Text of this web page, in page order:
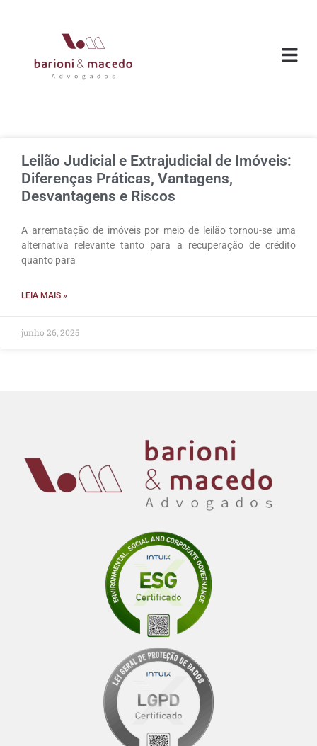
Leilão Judicial e Extrajudicial de Imóveis:
Diferenças Práticas, Vantagens,
Desvantagens e Riscos
A arrematação de imóveis por meio de leilão tornou-se uma
alternativa relevante tanto para a recuperação de crédito
quanto para
LEIA MAIS »
junho 26, 2025